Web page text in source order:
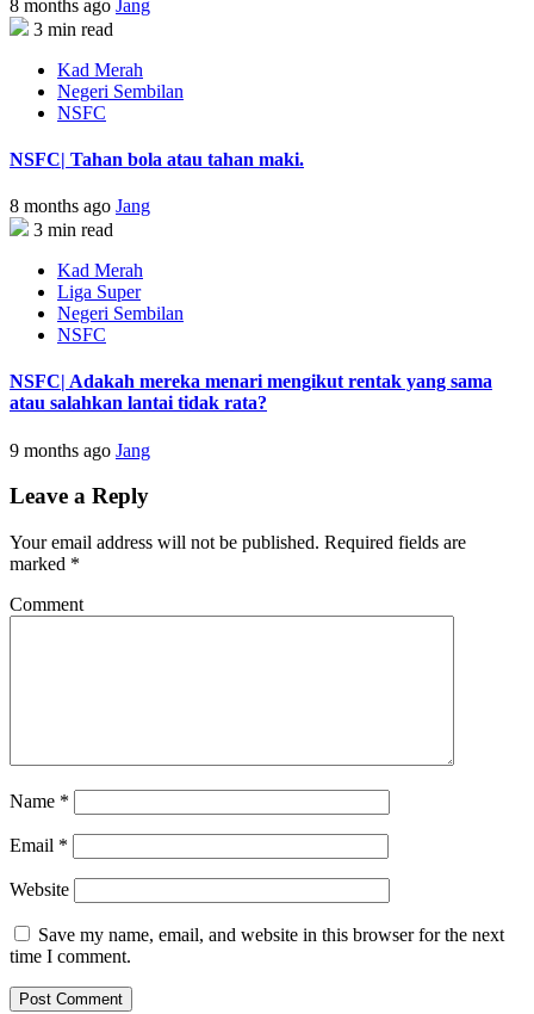
8 months ago Jang
3 min read
Kad Merah
Negeri Sembilan
NSFC
NSFC| Tahan bola atau tahan maki.
8 months ago Jang
3 min read
Kad Merah
Liga Super
Negeri Sembilan
NSFC
NSFC| Adakah mereka menari mengikut rentak yang sama
atau salahkan lantai tidak rata?
9 months ago Jang
Leave a Reply
Your email address will not be published. Required fields are
marked *
Comment
Name *
Email *
Website
Save my name, email, and website in this browser for the next
time I comment.